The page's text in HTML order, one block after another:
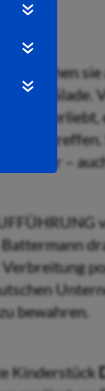
sehen
zu
Paar –
bewahren.
Kinderstück